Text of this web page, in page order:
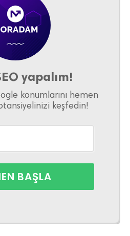
yapalım!
konumlarını hemen
keşfedin!